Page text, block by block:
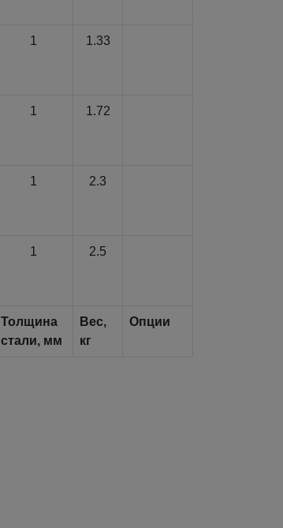
1 1.33
1 1.72
1 2.3
1 2.5
Толщина
стали, мм
Вес,
кг
Опции